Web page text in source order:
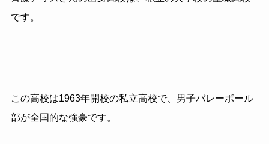
です。
この高校は1963年開校の私立高校で、男子バレーボール
部が全国的な強豪です。